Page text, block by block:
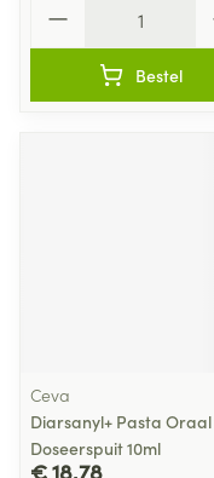
Bestel
Ceva
Diarsanyl+ Pasta Oraal
Doseerspuit 10ml
€ 18,78